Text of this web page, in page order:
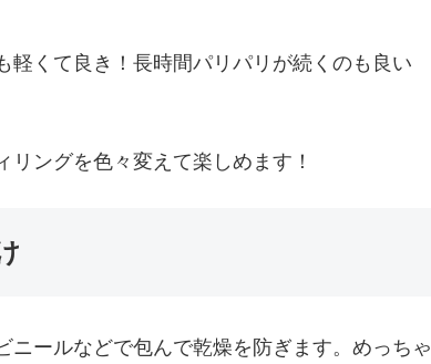
軽くて良き！長時間パリパリが続くのも良い
ングを色々変えて楽しめます！
ニールなどで包んで乾燥を防ぎます。めっちゃ